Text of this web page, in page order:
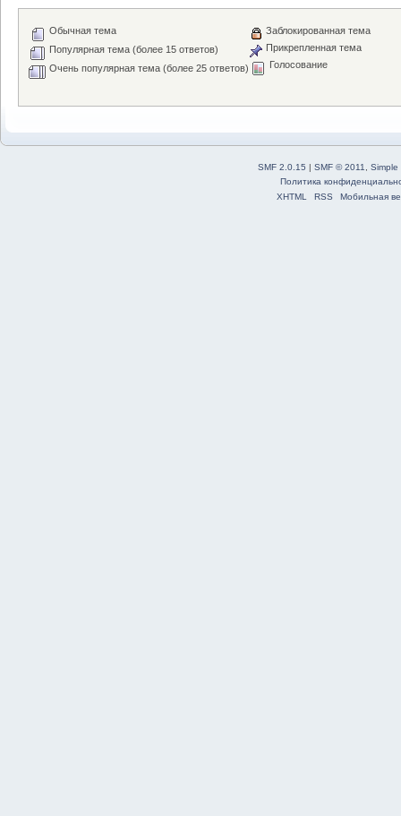
Обычная тема
Популярная тема (более 15 ответов)
Очень популярная тема (более 25 ответов)
Заблокированная тема
Прикрепленная тема
Голосование
SMF 2.0.15 | SMF © 2011
Simple
Политика
XHTML
RSS Мобильная